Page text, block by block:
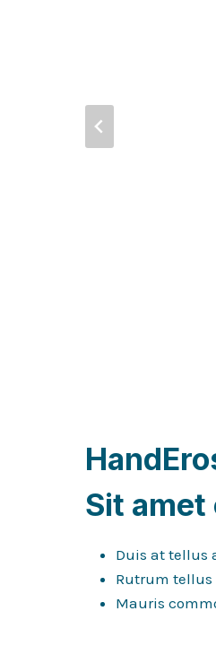
Sit
Duis at tellus
Rutrum
Mauris